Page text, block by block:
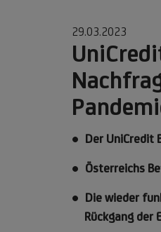
29.03.2023
Der UniCredit
Österreichs
Die wieder
Rückgang der